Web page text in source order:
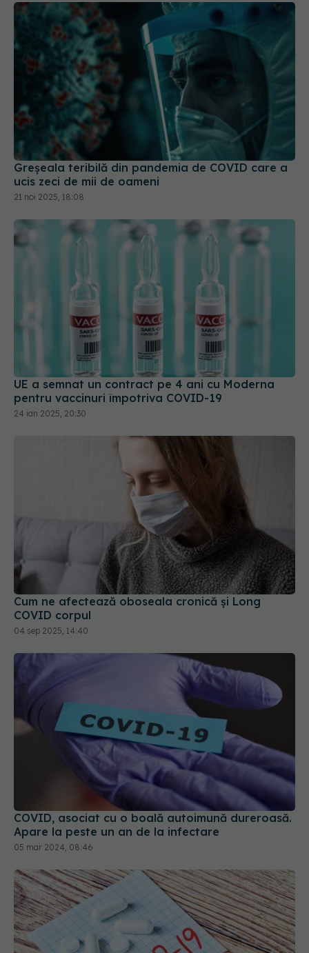
Greșeala teribilă din pandemia de COVID care a
ucis zeci de mii de oameni
21 noi 2025, 18:08
UE a semnat un contract pe 4 ani cu Moderna
pentru vaccinuri împotriva COVID-19
24 ian 2025, 20:30
Cum ne afectează oboseala cronică și Long
COVID corpul
04 sep 2025, 14:40
COVID, asociat cu o boală autoimună dureroasă.
Apare la peste un an de la infectare
05 mar 2024, 08:46